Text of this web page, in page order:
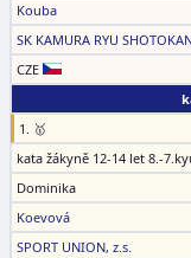
Kouba
SK KAMURA RYU
CZE
1. 🥇
kata žákyně 12-14 let 8.-
Dominika
Koevová
SPORT UNION, z.s.